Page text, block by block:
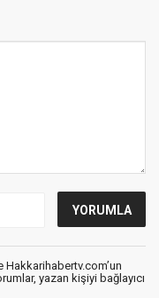
Hakkarihabertv.com’un
yazan kişiyi bağlayıcı